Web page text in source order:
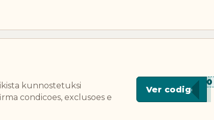
kunnostetuksi
condicoes, exclusoes e
***B10
Ver codigo